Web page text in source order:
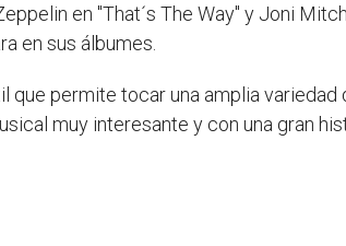
en "That´s The Way" y Joni
en sus álbumes.
que permite tocar una amplia
muy interesante y con una gran